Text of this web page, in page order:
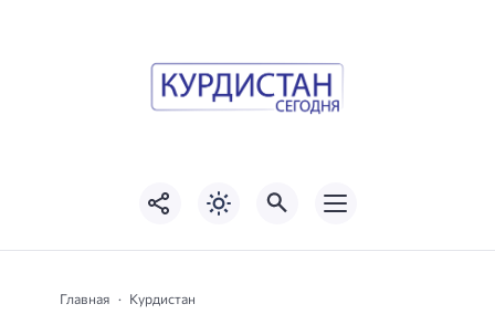
Главная Курдистан